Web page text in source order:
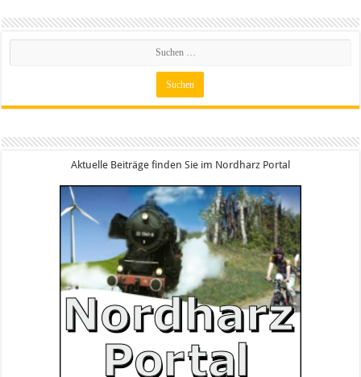
Aktuelle Beiträge finden Sie im Nordharz Portal